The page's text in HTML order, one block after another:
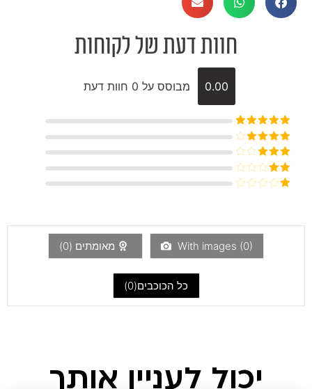
חוות דעת של לקוחות
0.00 מבוסס על 0 חוות דעת
דורג5מתוך
5
דורג4
מתוך 5
דורג3
מתוך 5
דורג
5
With images (0) מאומתים (0
)
כל הכוכבים(0
)
יכול לעניין אותך